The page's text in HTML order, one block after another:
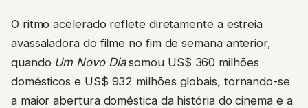
O ritmo acelerado reflete diretamente a estreia
avassaladora do filme no fim de semana anterior,
quando Um Novo Diasomou US$ 360 milhões
domésticos e US$ 932 milhões globais, tornando-se
a maior abertura doméstica da história do cinema e a